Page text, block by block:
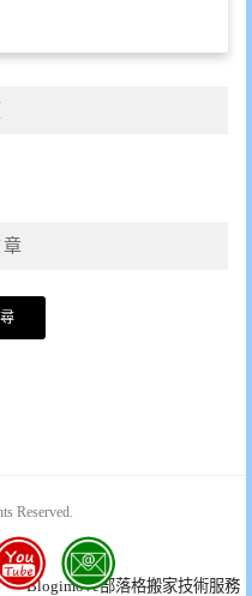
Reserved.
Blogimove部落格搬家技術服務